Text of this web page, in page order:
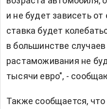
и не будет зависеть
ставка будет
в большинстве
растаможивания не
тысячи евро", -
Также сообщается,